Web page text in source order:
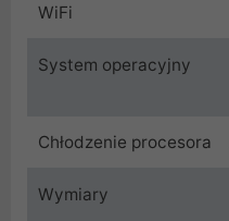
WiFi
System operacyjny
Chłodzenie procesora
Wymiary